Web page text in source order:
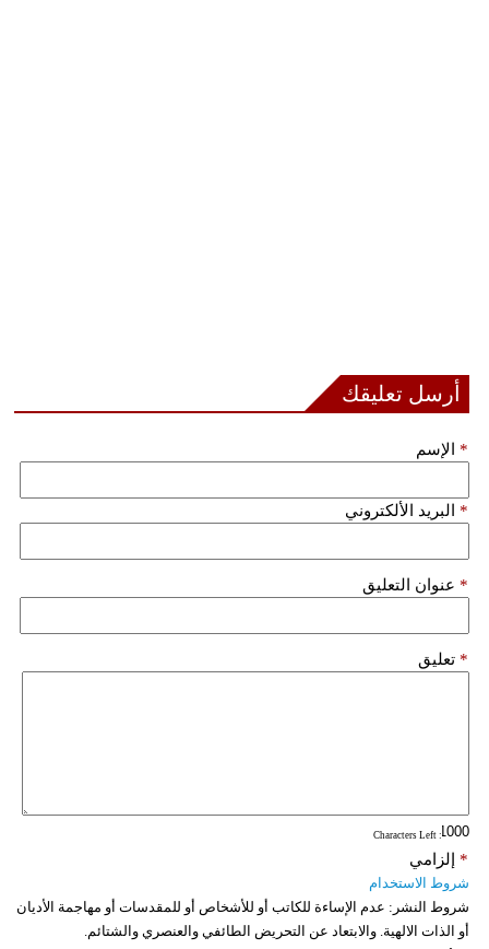
أرسل تعليقك
الإسم *
البريد الألكتروني *
عنوان التعليق *
تعليق *
: Characters Left
إلزامي *
شروط الاستخدام
شروط النشر: عدم الإساءة للكاتب أو للأشخاص أو للمقدسات أو مهاجمة الأديان
أو الذات الالهية. والابتعاد عن التحريض الطائفي والعنصري والشتائم.